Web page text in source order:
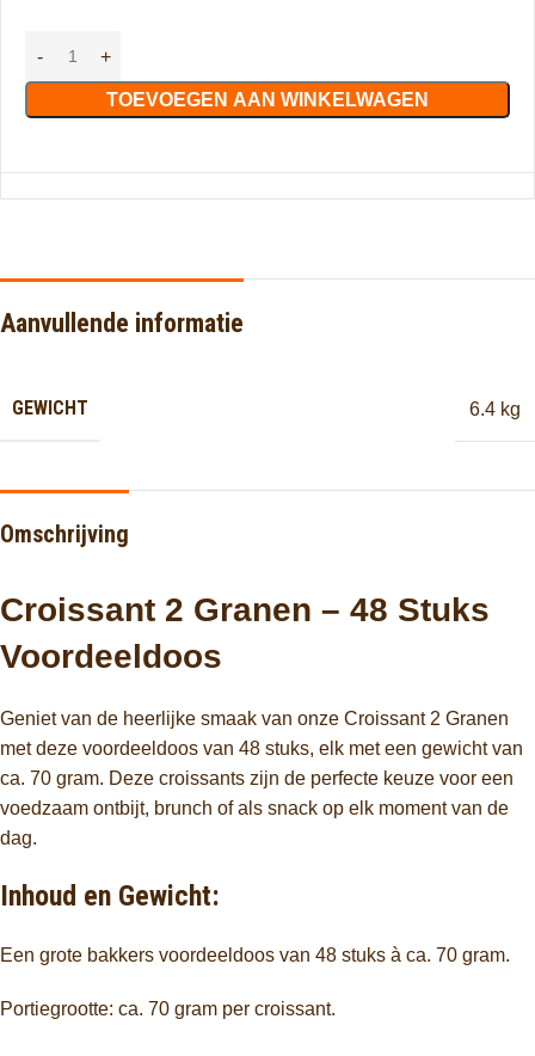
TOEVOEGEN AAN WINKELWAGEN
Aanvullende informatie
GEWICHT 6.4 kg
Omschrijving
Croissant 2 Granen – 48 Stuks
Voordeeldoos
Geniet van de heerlijke smaak van onze Croissant 2 Granen
met deze voordeeldoos van 48 stuks, elk met een gewicht van
ca. 70 gram. Deze croissants zijn de perfecte keuze voor een
voedzaam ontbijt, brunch of als snack op elk moment van de
dag.
Inhoud en Gewicht:
Een grote bakkers voordeeldoos van 48 stuks à ca. 70 gram.
Portiegrootte: ca. 70 gram per croissant.